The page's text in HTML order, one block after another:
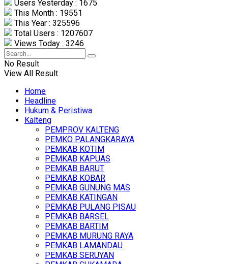
Users Yesterday : 1675
This Month : 19551
This Year : 325596
Total Users : 1207607
Views Today : 3246
No Result
View All Result
Home
Headline
Hukum & Peristiwa
Kalteng
PEMPROV KALTENG
PEMKO PALANGKARAYA
PEMKAB KOTIM
PEMKAB KAPUAS
PEMKAB BARUT
PEMKAB KOBAR
PEMKAB GUNUNG MAS
PEMKAB KATINGAN
PEMKAB PULANG PISAU
PEMKAB BARSEL
PEMKAB BARTIM
PEMKAB MURUNG RAYA
PEMKAB LAMANDAU
PEMKAB SERUYAN